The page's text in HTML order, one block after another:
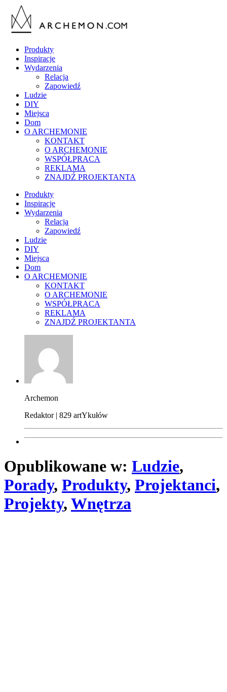
Produkty
Inspiracje
Wydarzenia
Relacja
Zapowiedź
Ludzie
DIY
Miejsca
Dom
O ARCHEMONIE
KONTAKT
O ARCHEMONIE
WSPÓŁPRACA
REKLAMA
ZNAJDŹ PROJEKTANTA
Produkty
Inspiracje
Wydarzenia
Relacja
Zapowiedź
Ludzie
DIY
Miejsca
Dom
O ARCHEMONIE
KONTAKT
O ARCHEMONIE
WSPÓŁPRACA
REKLAMA
ZNAJDŹ PROJEKTANTA
Archemon
Redaktor | 829 artYkułów
Opublikowane w: Ludzie,
Porady, Produkty, Projektanci,
Projekty, Wnętrza